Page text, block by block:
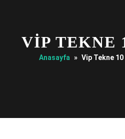
VIP TEKNE
Anasayfa » Vip Tekne 10